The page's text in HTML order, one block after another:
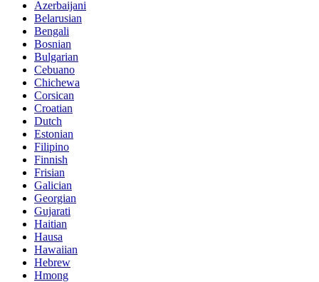
Azerbaijani
Belarusian
Bengali
Bosnian
Bulgarian
Cebuano
Chichewa
Corsican
Croatian
Dutch
Estonian
Filipino
Finnish
Frisian
Galician
Georgian
Gujarati
Haitian
Hausa
Hawaiian
Hebrew
Hmong